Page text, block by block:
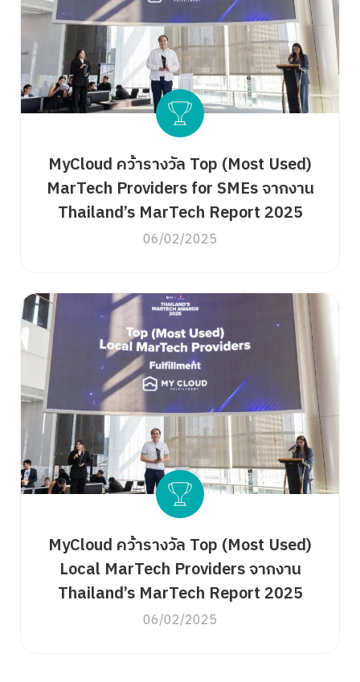
MyCloud คว้ารางวัล Top (Most Used)
MarTech Providers for SMEs จากงาน
Thailand’s MarTech Report 2025
06/02/2025
MyCloud คว้ารางวัล Top (Most Used)
Local MarTech Providers จากงาน
Thailand’s MarTech Report 2025
06/02/2025